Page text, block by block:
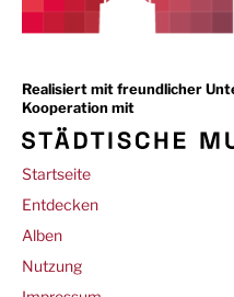
Realisiert mit freundlicher
Kooperation mit
Main
navigation
Startseite
Entdecken
Alben
Footer
Nutzung